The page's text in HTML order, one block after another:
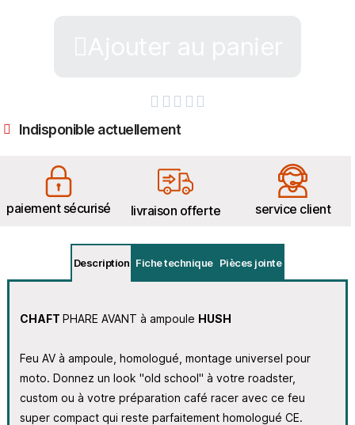
    
Indisponible actuellement
paiement sécurisé livraison offerte service client
Description Fiche technique Pièces jointe
CHAFT PHARE AVANT à ampoule HUSH
Feu AV à ampoule, homologué, montage universel pour
moto. Donnez un look "old school" à votre roadster,
custom ou à votre préparation café racer avec ce feu
super compact qui reste parfaitement homologué CE.